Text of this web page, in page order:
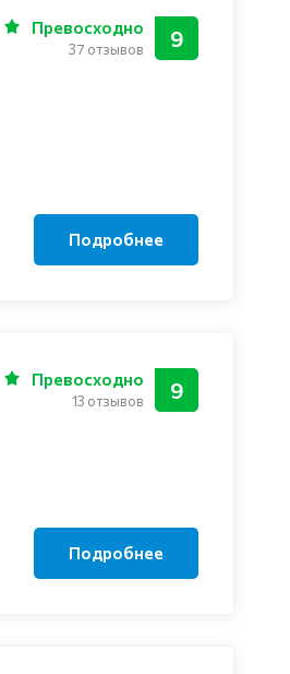
9
Превосходно
37 отзывов
Подробнее
9
Превосходно
13 отзывов
Подробнее